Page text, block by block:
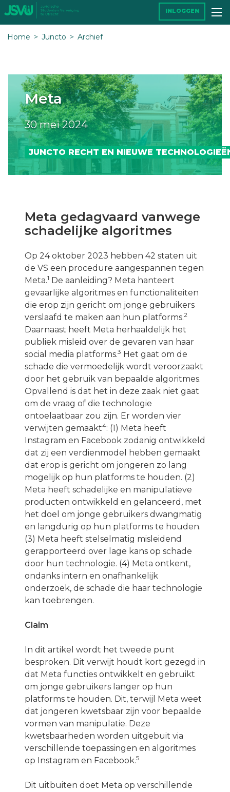
Home Juncto Archief
Meta
30 mei 2024
JUNCTO RECHT EN NIEUWE
Meta gedagvaard vanwege
schadelijke algoritmes
Op 24 oktober 2023 hebben 42 staten uit
de VS een procedure aangespannen tegen
Meta.1 De aanleiding? Meta hanteert
gevaarlijke algoritmes en functionaliteiten
die erop zijn gericht om jonge gebruikers
verslaafd te maken aan hun platforms.2
Daarnaast heeft Meta herhaaldelijk het
publiek misleid over de gevaren van haar
social media platforms.3 Het gaat om de
schade die vermoedelijk wordt veroorzaakt
door het gebruik van bepaalde algoritmes.
Opvallend is dat het in deze zaak niet gaat
om de vraag of die technologie
ontoelaatbaar zou zijn. Er worden vier
verwijten gemaakt4: (1) Meta heeft
Instagram en Facebook zodanig ontwikkeld
dat zij een verdienmodel hebben gemaakt
dat erop is gericht om jongeren zo lang
mogelijk op hun platforms te houden. (2)
Meta heeft schadelijke en manipulatieve
producten ontwikkeld en gelanceerd, met
het doel om jonge gebruikers dwangmatig
en langdurig op hun platforms te houden.
(3) Meta heeft stelselmatig misleidend
gerapporteerd over lage kans op schade
door hun technologie. (4) Meta ontkent,
ondanks intern en onafhankelijk
onderzoek, de schade die haar technologie
kan toebrengen.
Claim
In dit artikel wordt het tweede punt
besproken. Dit verwijt houdt kort gezegd in
dat Meta functies ontwikkelt en gebruikt
om jonge gebruikers langer op hun
platforms te houden. Dit, terwijl Meta weet
dat jongeren kwetsbaar zijn voor bepaalde
vormen van manipulatie. Deze
kwetsbaarheden worden uitgebuit via
verschillende toepassingen en algoritmes
op Instagram en Facebook.5
Dit uitbuiten doet Meta op verschillende
INLOGGEN